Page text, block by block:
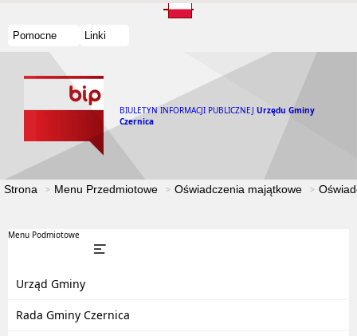
Pomocne Linki
BIULETYN INFORMACJI PUBLICZNEJ Urzędu Gminy
Czernica
Strona Menu Przedmiotowe Oświadczenia majątkowe
Menu Podmiotowe
Urząd Gminy
Rada Gminy Czernica